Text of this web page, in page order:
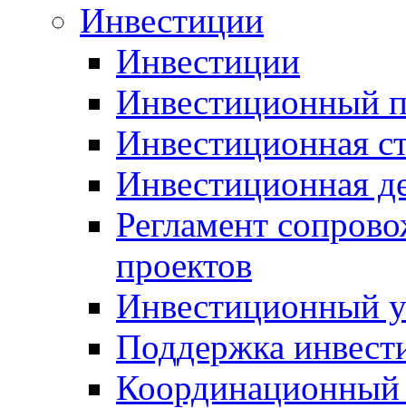
Инвестиции
Инвестиции
Инвестиционный
Инвестиционная
Инвестиционная
Регламент
проектов
Инвестиционный
Поддержка
Координационный